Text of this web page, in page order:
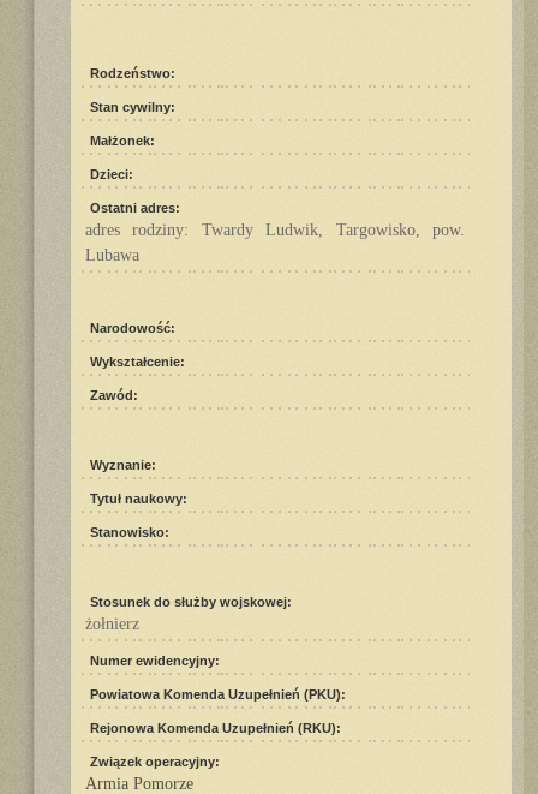
Rodzeństwo:
Stan cywilny:
Małżonek:
Dzieci:
Ostatni adres:
adres rodziny: Twardy Ludwik, Targowisko, pow.
Lubawa
Narodowość:
Wykształcenie:
Zawód:
Wyznanie:
Tytuł naukowy:
Stanowisko:
Stosunek do służby wojskowej:
żołnierz
Numer ewidencyjny:
Powiatowa Komenda Uzupełnień (PKU):
Rejonowa Komenda Uzupełnień (RKU):
Związek operacyjny:
Armia Pomorze